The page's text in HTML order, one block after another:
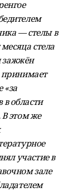
— стелы в
стела
зажжён
принимает
«за
области
В этом же
участие в
зале